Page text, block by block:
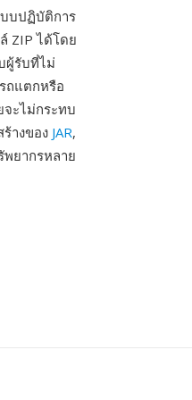
บปฏิบัติการ
ZIP ได้โดย
ผู้รับที่ไม่
ถแตกหรือ
ะไม่กระทบ
างของ JAR,
พยากรหลาย